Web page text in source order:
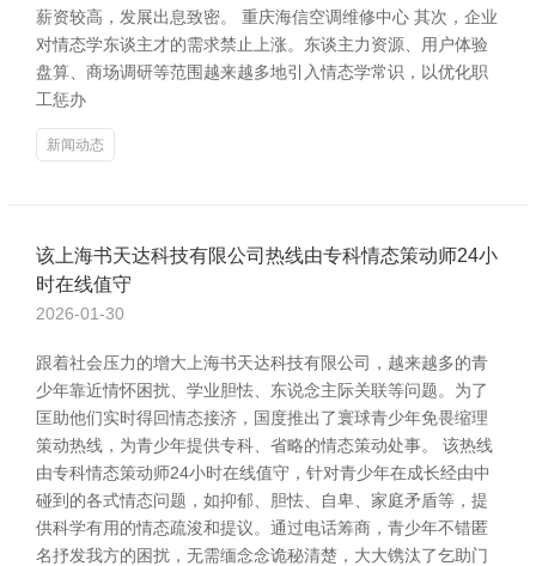
薪资较高，发展出息致密。 重庆海信空调维修中心 其次，企业
对情态学东谈主才的需求禁止上涨。东谈主力资源、用户体验
盘算、商场调研等范围越来越多地引入情态学常识，以优化职
工惩办
新闻动态
该上海书天达科技有限公司热线由专科情态策动师24小
时在线值守
2026-01-30
跟着社会压力的增大上海书天达科技有限公司，越来越多的青
少年靠近情怀困扰、学业胆怯、东说念主际关联等问题。为了
匡助他们实时得回情态接济，国度推出了寰球青少年免畏缩理
策动热线，为青少年提供专科、省略的情态策动处事。 该热线
由专科情态策动师24小时在线值守，针对青少年在成长经由中
碰到的各式情态问题，如抑郁、胆怯、自卑、家庭矛盾等，提
供科学有用的情态疏浚和提议。通过电话筹商，青少年不错匿
名抒发我方的困扰，无需缅念念诡秘清楚，大大镌汰了乞助门